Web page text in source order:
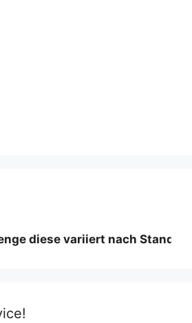
variiert nach Standort und